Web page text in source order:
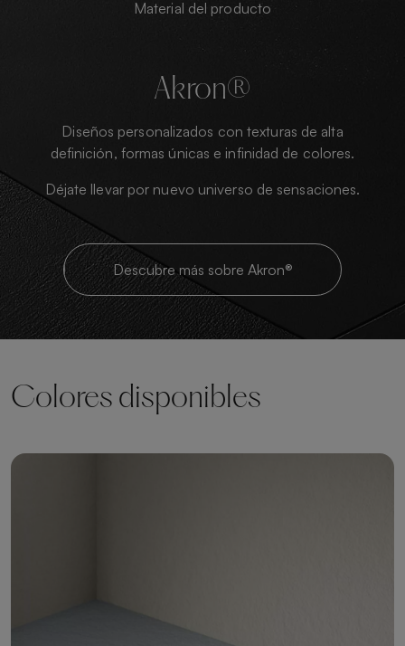
Material del producto
Akron®
Diseños personalizados con texturas de alta
definición, formas únicas e infinidad de colores.
Déjate llevar por nuevo universo de sensaciones.
Descubre más sobre Akron®
Colores disponibles